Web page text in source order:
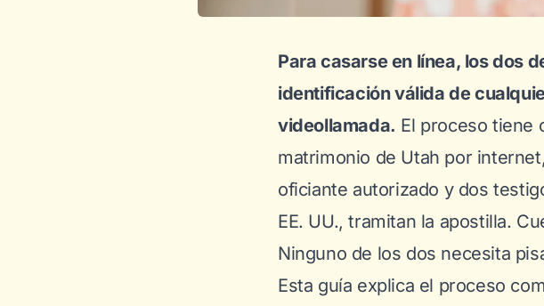
Para casarse en línea, los dos
identificación válida de
videollamada. El proceso tiene
matrimonio de Utah por
oficiante autorizado y dos
EE. UU., tramitan la apostilla.
Ninguno de los dos necesita
Esta guía explica el proceso